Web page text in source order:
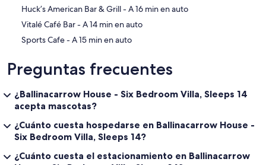
Yes, incuded in the rental price
Pets are welcome on request only. Please enquire at time of
booking.
Standard changeover clean included in the price. Guests are
required to leave the accommodation clean, tidy and in the same
condition as on their arrival. Any extra cleaning, laundry,
maintenance and/or rubbish disposal required will be charged
against the security deposit.
‪Huck’s American Bar & Grill - ‬A 16 min en auto
‪Vitalé Café Bar - ‬A 14 min en auto
‪Sports Cafe - ‬A 15 min en auto
Preguntas frecuentes
¿Ballinacarrow House - Six Bedroom Villa, Sleeps 14
acepta mascotas?
¿Cuánto cuesta hospedarse en Ballinacarrow House -
Six Bedroom Villa, Sleeps 14?
¿Cuánto cuesta el estacionamiento en Ballinacarrow